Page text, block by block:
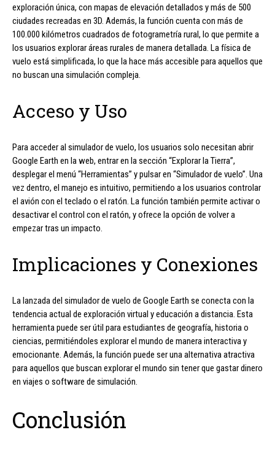
exploración única, con mapas de elevación detallados y más de 500
ciudades recreadas en 3D. Además, la función cuenta con más de
100.000 kilómetros cuadrados de fotogrametría rural, lo que permite a
los usuarios explorar áreas rurales de manera detallada. La física de
vuelo está simplificada, lo que la hace más accesible para aquellos que
no buscan una simulación compleja.
Acceso y Uso
Para acceder al simulador de vuelo, los usuarios solo necesitan abrir
Google Earth en la web, entrar en la sección “Explorar la Tierra”,
desplegar el menú “Herramientas” y pulsar en “Simulador de vuelo”. Una
vez dentro, el manejo es intuitivo, permitiendo a los usuarios controlar
el avión con el teclado o el ratón. La función también permite activar o
desactivar el control con el ratón, y ofrece la opción de volver a
empezar tras un impacto.
Implicaciones y Conexiones
La lanzada del simulador de vuelo de Google Earth se conecta con la
tendencia actual de exploración virtual y educación a distancia. Esta
herramienta puede ser útil para estudiantes de geografía, historia o
ciencias, permitiéndoles explorar el mundo de manera interactiva y
emocionante. Además, la función puede ser una alternativa atractiva
para aquellos que buscan explorar el mundo sin tener que gastar dinero
en viajes o software de simulación.
Conclusión